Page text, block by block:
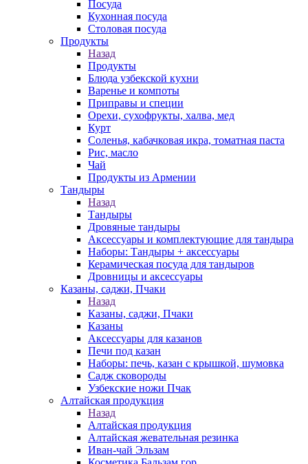
Посуда
Кухонная посуда
Столовая посуда
Продукты
Назад
Продукты
Блюда узбекской кухни
Варенье и компоты
Приправы и специи
Орехи, сухофрукты, халва, мед
Курт
Соленья, кабачковая икра, томатная паста
Рис, масло
Чай
Продукты из Армении
Тандыры
Назад
Тандыры
Дровяные тандыры
Аксессуары и комплектующие для тандыра
Наборы: Тандыры + аксессуары
Керамическая посуда для тандыров
Дровницы и аксессуары
Казаны, саджи, Пчаки
Назад
Казаны, саджи, Пчаки
Казаны
Аксессуары для казанов
Печи под казан
Наборы: печь, казан с крышкой, шумовка
Садж сковороды
Узбекские ножи Пчак
Алтайская продукция
Назад
Алтайская продукция
Алтайская жевательная резинка
Иван-чай Эльзам